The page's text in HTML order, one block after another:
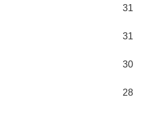
31
31
30
28